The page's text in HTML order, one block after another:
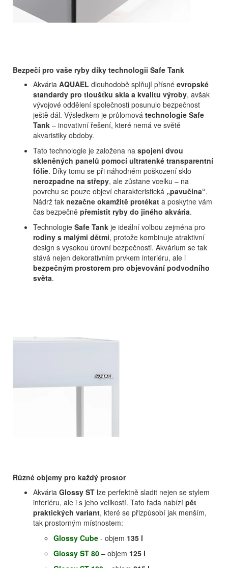
Bezpečí pro vaše ryby díky technologii Safe Tank
Akvária AQUAEL dlouhodobě splňují přísné evropské
standardy pro tloušťku skla a kvalitu výroby, avšak
vývojové oddělení společnosti posunulo bezpečnost
ještě dál. Výsledkem je průlomová technologie Safe
Tank – inovativní řešení, které nemá ve světě
akvaristiky obdoby.
Tato technologie je založena na spojení dvou
skleněných panelů pomocí ultratenké transparentní
fólie. Díky tomu se při náhodném poškození sklo
nerozpadne na střepy, ale zůstane vcelku – na
povrchu se pouze objeví charakteristická „pavučina“.
Nádrž tak nezačne okamžitě protékat a poskytne vám
čas bezpečně přemístit ryby do jiného akvária.
Technologie Safe Tank je ideální volbou zejména pro
rodiny s malými dětmi, protože kombinuje atraktivní
design s vysokou úrovní bezpečnosti. Akvárium se tak
stává nejen dekorativním prvkem interiéru, ale i
bezpečným prostorem pro objevování podvodního
světa.
Různé objemy pro každý prostor
Akvária Glossy ST lze perfektně sladit nejen se stylem
interiéru, ale i s jeho velikostí. Tato řada nabízí pět
praktických variant, které se přizpůsobí jak menším,
tak prostorným místnostem:
Glossy Cube - objem 135 l
Glossy ST 80 – objem 125 l